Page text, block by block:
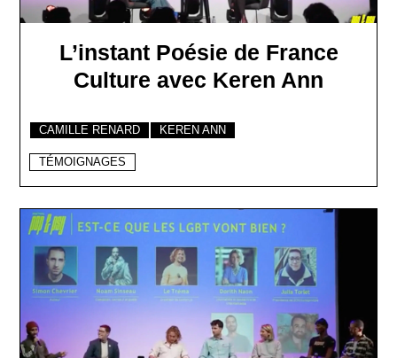
L’instant Poésie de France
Culture avec Keren Ann
CAMILLE RENARD KEREN ANN
TÉMOIGNAGES